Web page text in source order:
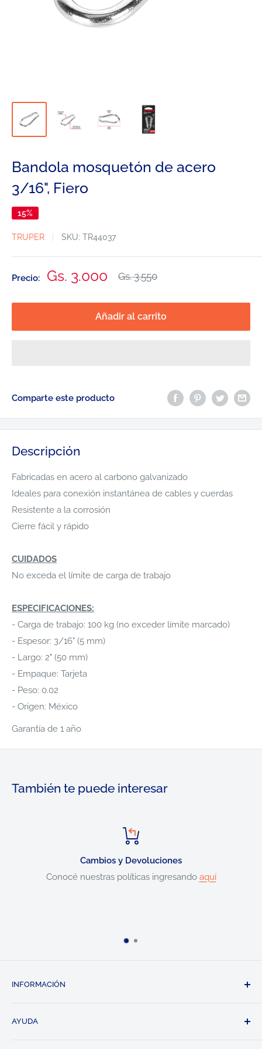
Bandola mosquetón de acero
3/16", Fiero
15%
TRUPER SKU: TR44037
Precio:
Precio
venta
Gs. 3.000
Precio
Gs. 3.550
Añadir al carrito
Comparte este producto
Descripción
Fabricadas en acero al carbono galvanizado
Ideales para conexión instantánea de cables y cuerdas
Resistente a la corrosión
Cierre fácil y rápido
CUIDADOS
No exceda el límite de carga de trabajo
ESPECIFICACIONES:
- Carga de trabajo: 100 kg (no exceder límite marcado)
- Espesor: 3/16" (5 mm)
- Largo: 2" (50 mm)
- Empaque: Tarjeta
- Peso: 0.02
- Origen: México
Garantía de 1 año
También te puede interesar
Cambios y Devoluciones
nuestras políticas ingresando aquí
INFORMACIÓN
Políticas de Privacidad
AYUDA